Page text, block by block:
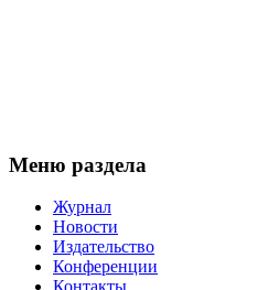
Меню раздела
Журнал
Новости
Издательство
Конференции